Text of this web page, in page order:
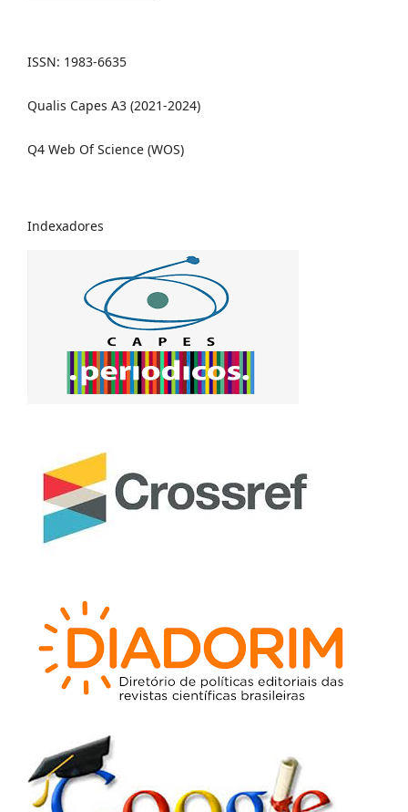
ISSN: 1983-6635
Qualis Capes A3 (2021-2024)
Q4 Web Of Science (WOS)
Indexadores